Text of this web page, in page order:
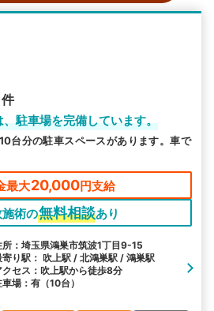
件
駐車場を完備しています。
台分の駐車スペースがあります。車で
最大20,000円支給
術の無料相談あり
所：埼玉県鴻巣市筑波1丁目9-15
寄り駅： 吹上駅 / 北鴻巣駅 / 鴻巣駅
クセス：吹上駅から徒歩8分
場：有（10台）